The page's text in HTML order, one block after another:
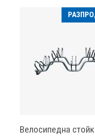
Велосипедна